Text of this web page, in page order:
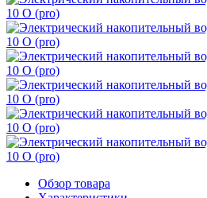
Обзор товара